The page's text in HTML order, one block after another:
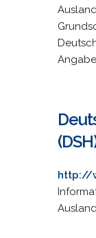
http://